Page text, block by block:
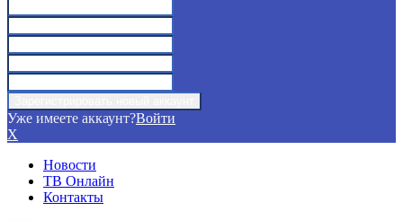
Уже имеете аккаунт?Войти
X
Новости
ТВ Онлайн
Контакты